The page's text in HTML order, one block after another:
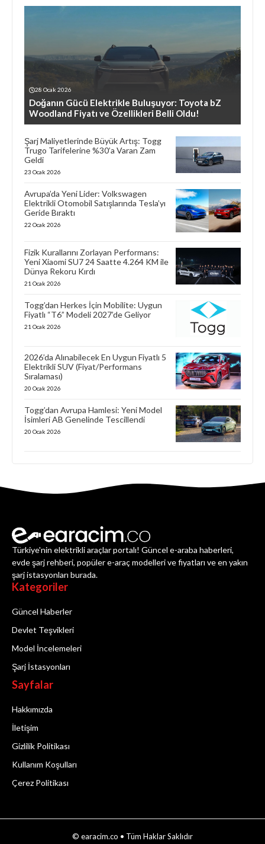
28 Ocak 2026
Doğanın Gücü Elektrikle Buluşuyor: Toyota bZ
Woodland Fiyatı ve Özellikleri Belli Oldu!
Şarj Maliyetlerinde Büyük Artış: Togg
Trugo Tarifelerine %30’a Varan Zam
Geldi
23 Ocak 2026
Avrupa’da Yeni Lider: Volkswagen
Elektrikli Otomobil Satışlarında Tesla’yı
Geride Bıraktı
22 Ocak 2026
Fizik Kurallarını Zorlayan Performans:
Yeni Xiaomi SU7 24 Saatte 4.264 KM ile
Dünya Rekoru Kırdı
21 Ocak 2026
Togg’dan Herkes İçin Mobilite: Uygun
Fiyatlı “T6” Modeli 2027’de Geliyor
21 Ocak 2026
2026’da Alınabilecek En Uygun Fiyatlı 5
Elektrikli SUV (Fiyat/Performans
Sıralaması)
20 Ocak 2026
Togg’dan Avrupa Hamlesi: Yeni Model
İsimleri AB Genelinde Tescillendi
20 Ocak 2026
Türkiye'nin elektrikli araçlar portalı! Güncel e-araba haberleri,
evde şarj rehberi, popüler e-araç modelleri ve fiyatları ve en yakın
şarj istasyonları burada.
Kategoriler
Güncel Haberler
Devlet Teşvikleri
Model İncelemeleri
Şarj İstasyonları
Sayfalar
Hakkımızda
İletişim
Gizlilik Politikası
Kullanım Koşulları
Çerez Politikası
© earacim.co • Tüm Haklar Saklıdır